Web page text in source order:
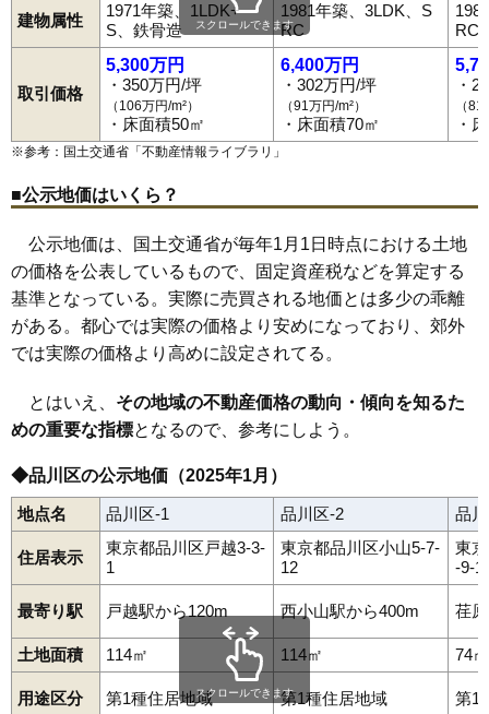
建物属性
1971年築、1LDK+
S、鉄骨造
1981年築、3LDK、S
RC
RC
取引価格
5,300万円
・350万円/坪
（106万円/m²）
・床面積50㎡
6,400万円
・302万円/坪
（91万円/m²）
・床面積70㎡
・
（
・
スクロールできます
※参考：国土交通省「 不動産情報ライブラリ 」
■公示地価はいくら？
公示地価は、国土交通省が毎年1月1日時点における土地
の価格を公表しているもので、固定資産税などを算定する
基準となっている。実際に売買される地価とは多少の乖離
がある。都心では実際の価格より安めになっており、郊外
では実際の価格より高めに設定されてる。
とはいえ、 その地域の不動産価格の動向・傾向を知るた
めの重要な指標となるので、参考にしよう。
◆品川区の公示地価（2025年1月）
地点名 品川区-1 品川区-2 品
住居表示
東京都品川区戸越3-3-
1
東京都品川区小山5-7-
12
東
-9-1
最寄り駅 戸越駅から120m 西小山駅から400m 荏
土地面積 114㎡ 114㎡ 74㎡
用途区分 第1種住居地域 第1種住居地域 第1
スクロールできます